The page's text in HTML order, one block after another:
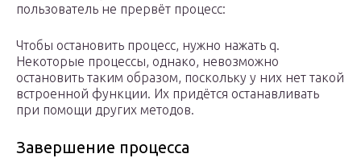
пользователь не прервёт процесс:
Чтобы остановить процесс, нужно нажать q.
Некоторые процессы, однако, невозможно
остановить таким образом, поскольку у них нет такой
встроенной функции. Их придётся останавливать
при помощи других методов.
Завершение процесса